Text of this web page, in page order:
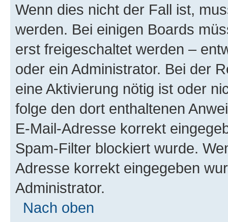
Wenn dies nicht der Fall ist,
werden. Bei einigen Boards
erst freigeschaltet werden –
oder ein Administrator. Bei der
eine Aktivierung nötig ist oder
folge den dort enthaltenen
E-Mail-Adresse korrekt
Spam-Filter blockiert wurde.
Adresse korrekt eingegeben
Administrator.
Nach oben